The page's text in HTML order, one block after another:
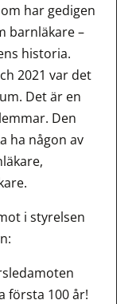
har gedigen
barnläkare –
historia.
2021 var det
Det är en
Den
ha någon av
i styrelsen
första 100 år!